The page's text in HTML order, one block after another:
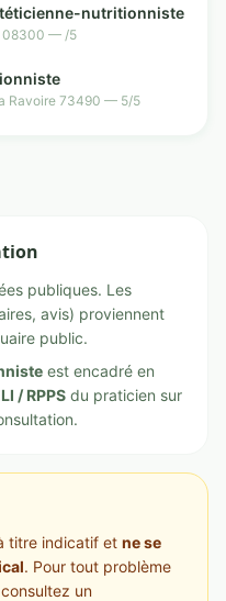
nutritionniste
08300 — /5
Ravoire 73490 — 5/5
publiques. Les
avis) proviennent
public.
est encadré en
/ RPPS du praticien sur
titre indicatif et ne se
. Pour tout problème
un